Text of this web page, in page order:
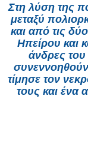
Στη λύση της
μεταξύ
και από τις
Ηπείρου και
άνδρες του
τίμησε τον
τους και ένα